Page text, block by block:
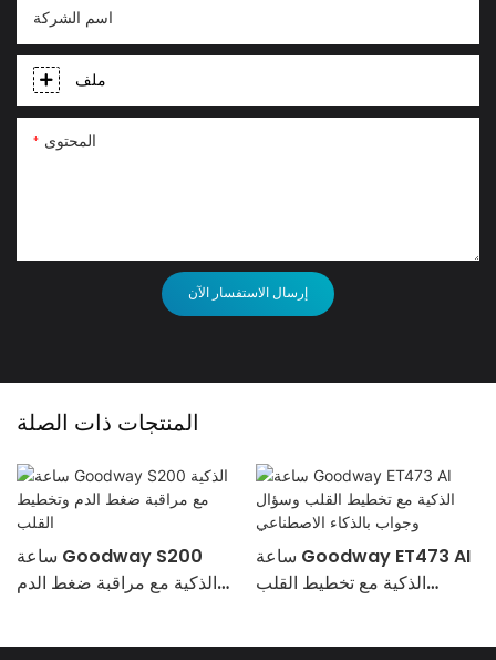
اسم الشركة
ملف
المحتوى
إرسال الاستفسار الآن
المنتجات ذات الصلة
ساعة Goodway S200
الذكية مع مراقبة ضغط الدم
ساعة Goodway ET473 AI
الذكية مع تخطيط القلب